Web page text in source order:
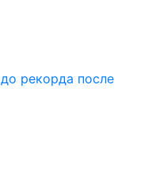
рекорда после